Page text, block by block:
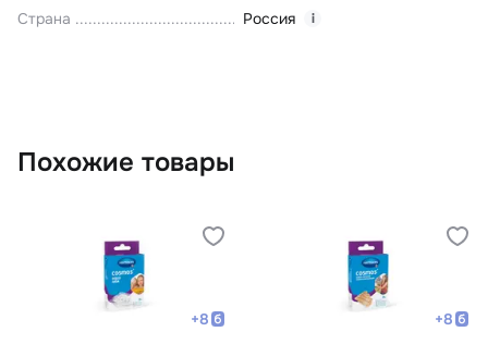
Страна
Россия i
Похожие товары
+8 +8